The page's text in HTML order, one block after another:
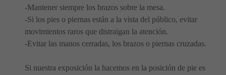
-Mantener siempre los brazos sobre la mesa.
-Si los pies o piernas están a la vista del público, evitar
movimientos raros que distraigan la atención.
-Evitar las manos cerradas, los brazos o piernas cruzadas.
Si nuestra exposición la hacemos en la posición de pie es